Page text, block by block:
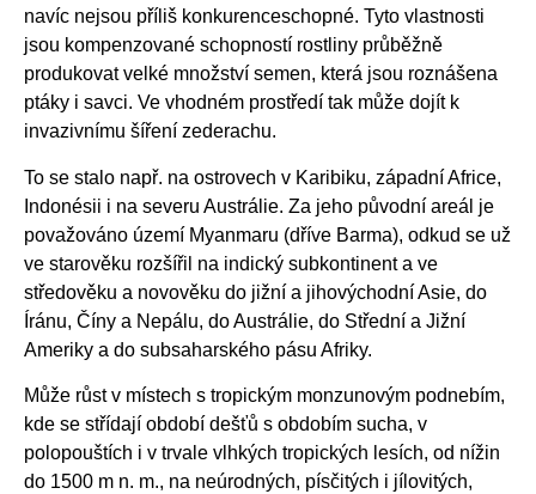
navíc nejsou příliš konkurenceschopné. Tyto vlastnosti
jsou kompenzované schopností rostliny průběžně
produkovat velké množství semen, která jsou roznášena
ptáky i savci. Ve vhodném prostředí tak může dojít k
invazivnímu šíření zederachu.
To se stalo např. na ostrovech v Karibiku, západní Africe,
Indonésii i na severu Austrálie. Za jeho původní areál je
považováno území Myanmaru (dříve Barma), odkud se už
ve starověku rozšířil na indický subkontinent a ve
středověku a novověku do jižní a jihovýchodní Asie, do
Íránu, Číny a Nepálu, do Austrálie, do Střední a Jižní
Ameriky a do subsaharského pásu Afriky.
Může růst v místech s tropickým monzunovým podnebím,
kde se střídají období dešťů s obdobím sucha, v
polopouštích i v trvale vlhkých tropických lesích, od nížin
do 1500 m n. m., na neúrodných, písčitých i jílovitých,